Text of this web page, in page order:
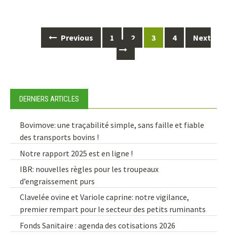
navigation
Previous 1 2 3 4 Next
DERNIERS ARTICLES
Bovimove: une traçabilité simple, sans faille et fiable
des transports bovins !
Notre rapport 2025 est en ligne !
IBR: nouvelles règles pour les troupeaux
d’engraissement purs
Clavelée ovine et Variole caprine: notre vigilance,
premier rempart pour le secteur des petits ruminants
Fonds Sanitaire : agenda des cotisations 2026